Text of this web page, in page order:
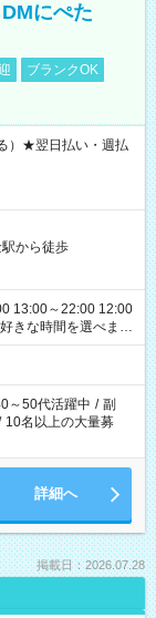
にぺた
ブランクOK
）★翌日払い・週払
から徒歩
～50代活躍中 / 副
10名以上の大量募
詳細へ
掲載日：2026.07.28